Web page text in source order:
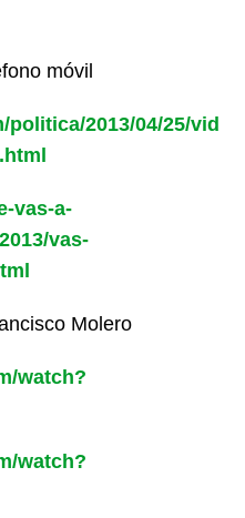
móvil
2013/04/25/vid
vas-a-
vas-
Molero
watch?
watch?